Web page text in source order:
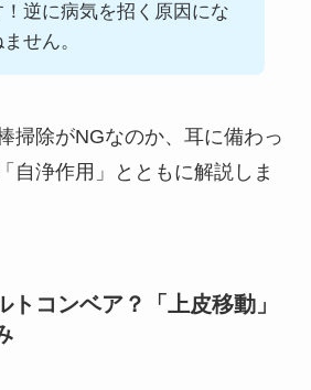
！逆に病気を招く原因にな
せん。
掃除がNGなのか、耳に備わっ
自浄作用」とともに解説しま
トコンベア？「上皮移動」